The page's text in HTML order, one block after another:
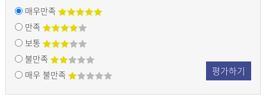
매우만족
만족
보통
불만족
매우 불만족
평가하기